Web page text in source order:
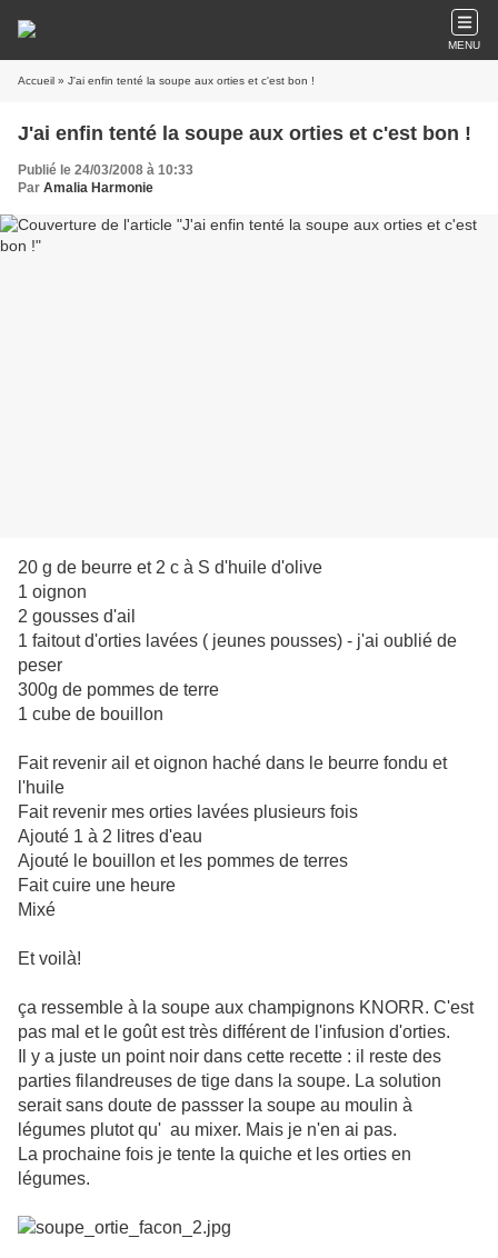
MENU
Accueil » J'ai enfin tenté la soupe aux orties et c'est bon !
J'ai enfin tenté la soupe aux orties et c'est bon !
Publié le 24/03/2008 à 10:33
Par Amalia Harmonie
20 g de beurre et 2 c à S d'huile d'olive
1 oignon
2 gousses d'ail
1 faitout d'orties lavées ( jeunes pousses) - j'ai oublié de
peser
300g de pommes de terre
1 cube de bouillon
Fait revenir ail et oignon haché dans le beurre fondu et
l'huile
Fait revenir mes orties lavées plusieurs fois
Ajouté 1 à 2 litres d'eau
Ajouté le bouillon et les pommes de terres
Fait cuire une heure
Mixé
Et voilà!
ça ressemble à la soupe aux champignons KNORR. C'est
pas mal et le goût est très différent de l'infusion d'orties.
Il y a juste un point noir dans cette recette : il reste des
parties filandreuses de tige dans la soupe. La solution
serait sans doute de passser la soupe au moulin à
légumes plutot qu' au mixer. Mais je n'en ai pas.
La prochaine fois je tente la quiche et les orties en
légumes.